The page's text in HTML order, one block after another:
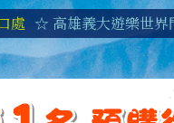
處 ☆ 高雄義大遊樂世界